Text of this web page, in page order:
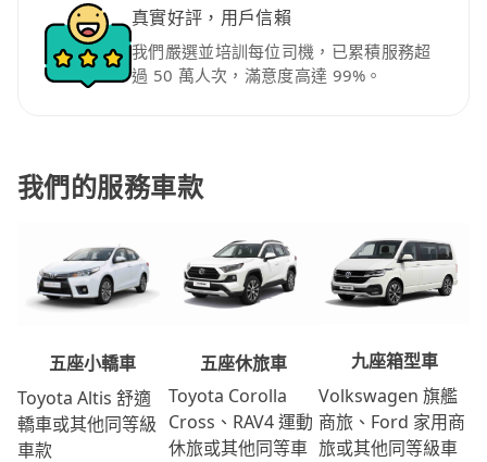
真實好評，用戶信賴
我們嚴選並培訓每位司機，已累積服務超
過 50 萬人次，滿意度高達 99%。
我們的服務車款
五座小轎車
Toyota Altis 舒適
轎車或其他同等級
車款
五座休旅車
Toyota Corolla
Cross、RAV4 運動
休旅或其他同等車
九座箱型車
Volkswagen 旗艦
商旅、Ford 家用商
旅或其他同等級車